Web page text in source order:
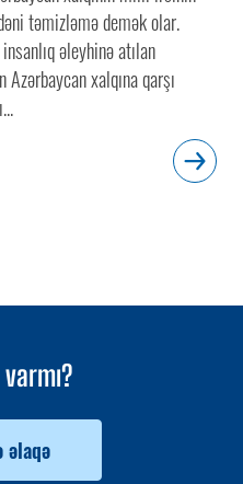
təmizləmə demək olar.
əleyhinə atılan
xalqına qarşı
varmı?
əlaqə